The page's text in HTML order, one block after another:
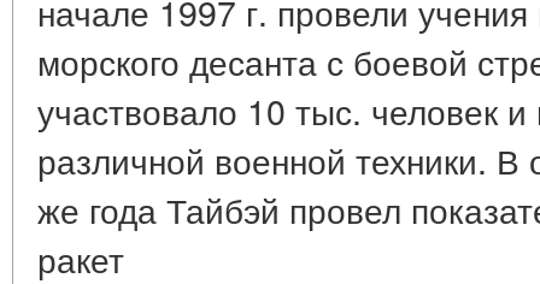
начале 1997 г. провели
морского десанта с боевой
участвовало 10 тыс. человек
различной военной техники. В
же года Тайбэй провел
ракет